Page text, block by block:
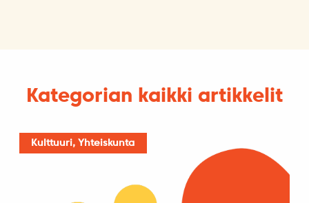
Kategorian kaikki artikkelit
Kulttuuri, Yhteiskunta